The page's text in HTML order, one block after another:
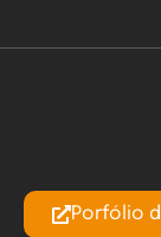
Porfólio